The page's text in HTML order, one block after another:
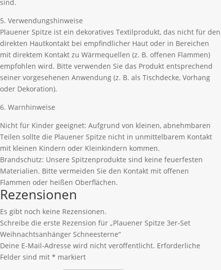
sind.
5. Verwendungshinweise
Plauener Spitze ist ein dekoratives Textilprodukt, das nicht für den
direkten Hautkontakt bei empfindlicher Haut oder in Bereichen
mit direktem Kontakt zu Wärmequellen (z. B. offenen Flammen)
empfohlen wird. Bitte verwenden Sie das Produkt entsprechend
seiner vorgesehenen Anwendung (z. B. als Tischdecke, Vorhang
oder Dekoration).
6. Warnhinweise
Nicht für Kinder geeignet: Aufgrund von kleinen, abnehmbaren
Teilen sollte die Plauener Spitze nicht in unmittelbarem Kontakt
mit kleinen Kindern oder Kleinkindern kommen.
Brandschutz: Unsere Spitzenprodukte sind keine feuerfesten
Materialien. Bitte vermeiden Sie den Kontakt mit offenen
Flammen oder heißen Oberflächen.
Rezensionen
Es gibt noch keine Rezensionen.
Schreibe die erste Rezension für „Plauener Spitze 3er-Set
Weihnachtsanhänger Schneesterne“
Deine E-Mail-Adresse wird nicht veröffentlicht. Erforderliche
Felder sind mit * markiert